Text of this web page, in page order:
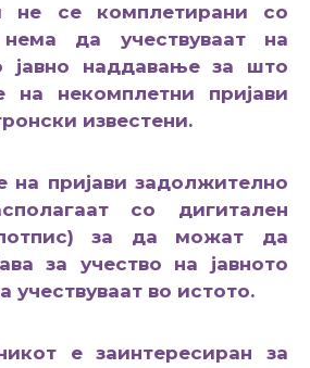
не се комплетирани со
да учествуваат на
јавно наддавање за што
на некомплетни пријави
известени.
на пријави задолжително
со дигитален
за да можат да
за учество на јавното
учествуваат во истото.
е заинтересиран за